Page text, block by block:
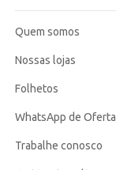
Quem somos
Nossas lojas
Folhetos
WhatsApp de
Trabalhe conosco